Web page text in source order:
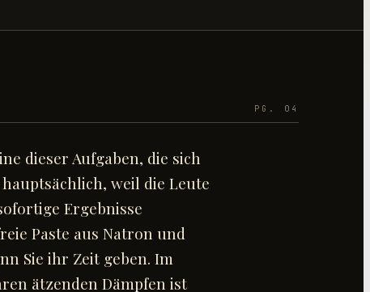
PG. 04
dieser Aufgaben, die sich
weil die Leute
Ergebnisse
Paste aus Natron und
Sie ihr Zeit geben. Im
ätzenden Dämpfen ist